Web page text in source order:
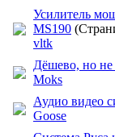
Усилитель
MS190
vltk
Дёшево, но не
Moks
Аудио видео
Goose